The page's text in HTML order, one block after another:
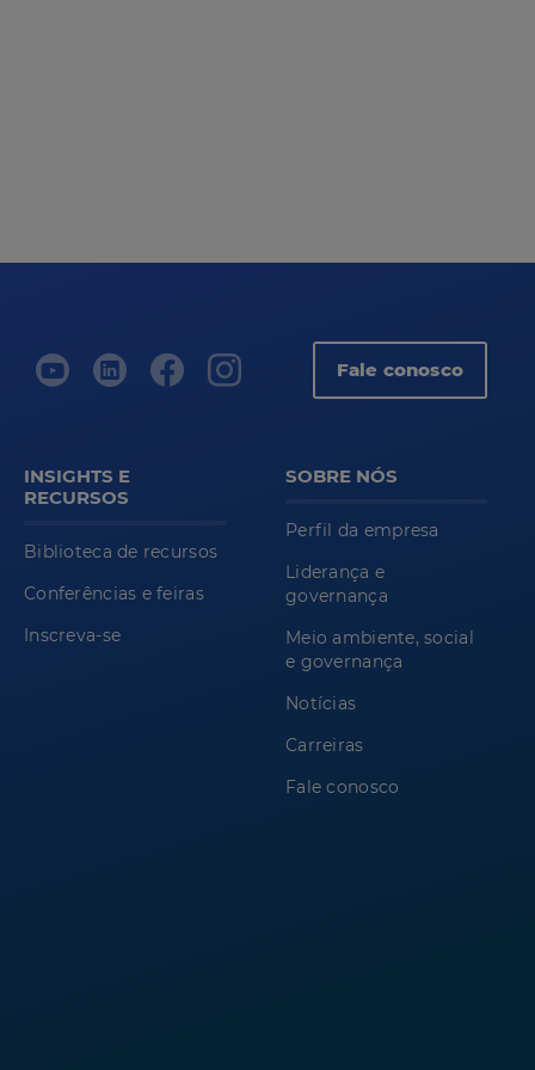
Fale conosco
INSIGHTS E
RECURSOS
Biblioteca de recursos
Conferências e feiras
Inscreva-se
SOBRE NÓS
Perfil da empresa
Liderança e
governança
Meio ambiente, social
e governança
Notícias
Carreiras
Fale conosco